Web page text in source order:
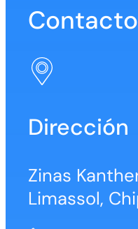
Contacto
Dirección
Zinas
Limassol,